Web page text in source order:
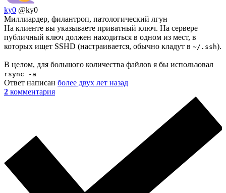
ky0 @ky0
Миллиардер, филантроп, патологический лгун
На клиенте вы указываете приватный ключ. На сервере
публичный ключ должен находиться в одном из мест, в
которых ищет SSHD (настраивается, обычно кладут в ~/.ssh).
В целом, для большого количества файлов я бы использовал
rsync -a
Ответ написан более двух лет назад
2 комментария